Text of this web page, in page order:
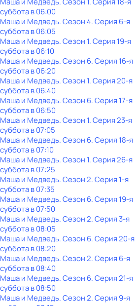
субботав06:00
Маша и Медведь. Сезон 4. Серия 6-я
субботав06:05
Маша и Медведь. Сезон 1. Серия 19-я
субботав06:10
Маша и Медведь. Сезон 6. Серия 16-я
субботав06:20
Маша и Медведь. Сезон 1. Серия 20-я
субботав06:40
Маша и Медведь. Сезон 6. Серия 17-я
субботав06:50
Маша и Медведь. Сезон 1. Серия 23-я
субботав07:05
Маша и Медведь. Сезон 6. Серия 18-я
субботав07:10
Маша и Медведь. Сезон 1. Серия 26-я
субботав07:25
Маша и Медведь. Сезон 2. Серия 1-я
субботав07:35
Маша и Медведь. Сезон 6. Серия 19-я
субботав07:50
Маша и Медведь. Сезон 2. Серия 3-я
субботав08:05
Маша и Медведь. Сезон 6. Серия 20-я
субботав08:20
Маша и Медведь. Сезон 2. Серия 6-я
субботав08:40
Маша и Медведь. Сезон 6. Серия 21-я
субботав08:50
Маша и Медведь. Сезон 2. Серия 9-я